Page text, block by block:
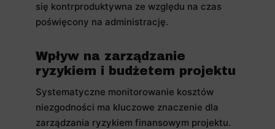
się kontrproduktywna ze względu na czas
poświęcony na administrację.
Wpływ na zarządzanie
ryzykiem i budżetem projektu
Systematyczne monitorowanie kosztów
niezgodności ma kluczowe znaczenie dla
zarządzania ryzykiem finansowym projektu.